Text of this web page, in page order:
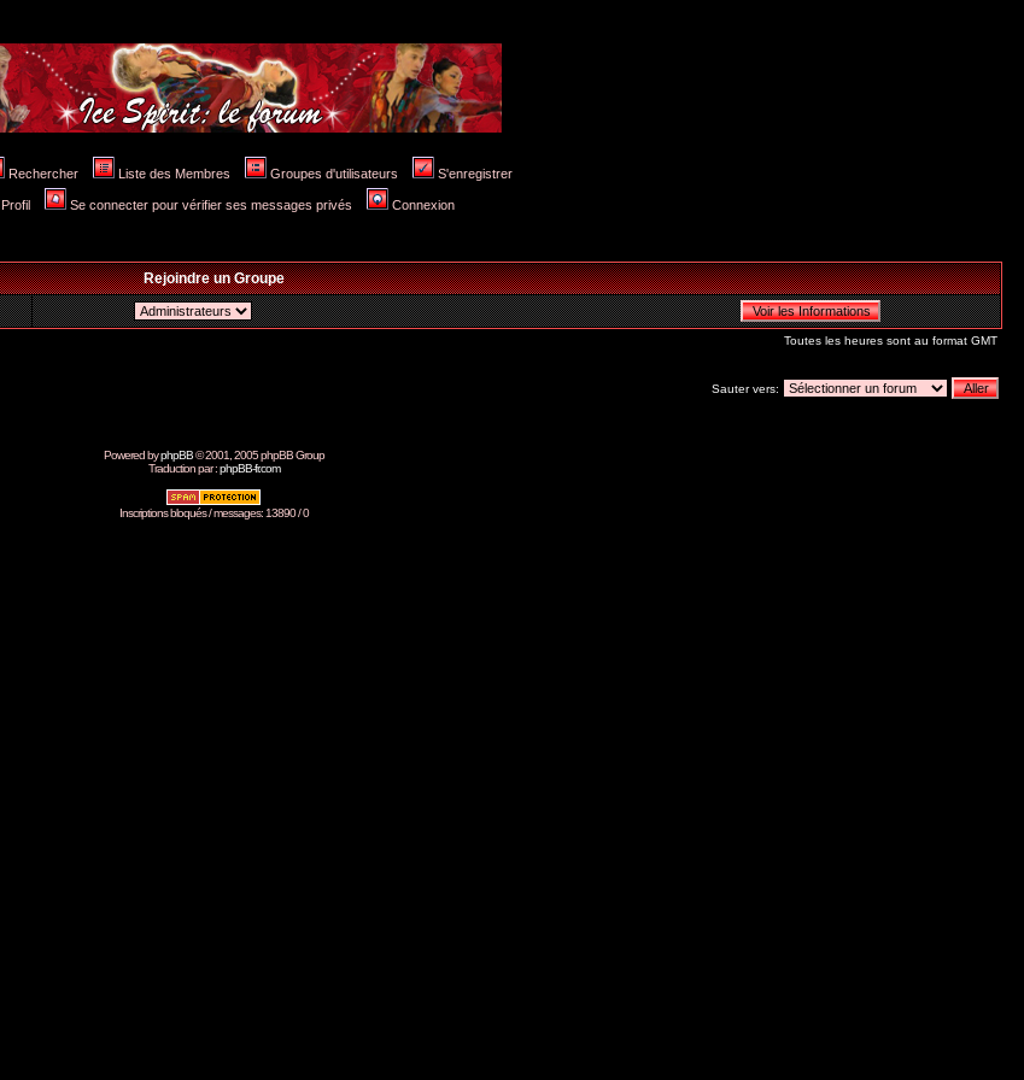
Rechercher Liste des Membres Groupes d'utilisateurs S'enregistrer
Profil Se connecter pour vérifier ses messages privés Connexion
Rejoindre un Groupe
Toutes les heures sont au format GMT
Sauter vers:
Powered byphpBB© 2001, 2005 phpBB Group
Traduction par :phpBB-fr.com
Inscriptions bloqués / messages: 13890 / 0